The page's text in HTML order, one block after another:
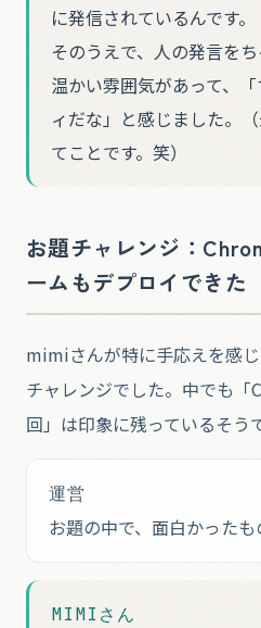
に発信されているんです。
そのうえで、人の発言を
温かい雰囲気があって、
ィだな」と感じました。
てことです。笑）
お題チャレンジ：
ームもデプロイできた
mimiさんが特に手応えを感
チャレンジでした。中でも「
回」は印象に残っているそう
運営
お題の中で、面白かったも
MIMIさん